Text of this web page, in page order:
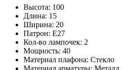
Высота: 100
Длина: 15
Ширина: 20
Патрон: E27
Кол-во лампочек: 2
Мощность: 40
Материал плафона: Стекло
Материал арматуры: Металл